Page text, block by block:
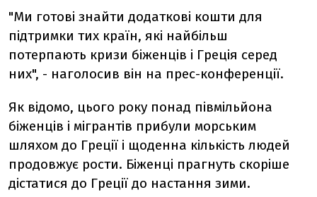
"Ми готові знайти додаткові кошти для
підтримки тих країн, які найбільш
потерпають кризи біженців і Греція серед
них", - наголосив він на прес-конференції.
Як відомо, цього року понад півмільйона
біженців і мігрантів прибули морським
шляхом до Греції і щоденна кількість людей
продовжує рости. Біженці прагнуть скоріше
дістатися до Греції до настання зими.